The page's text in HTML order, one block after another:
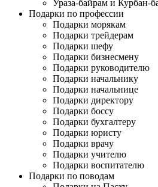
Ураза-байрам и Курбан-
Подарки по профессии
Подарки морякам
Подарки трейдерам
Подарки шефу
Подарки бизнесмену
Подарки руководителю
Подарки начальнику
Подарки начальнице
Подарки директору
Подарки боссу
Подарки бухгалтеру
Подарки юристу
Подарки врачу
Подарки учителю
Подарки воспитателю
Подарки по поводам